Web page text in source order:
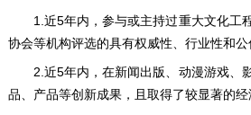
1.近5年内，参与或主持过重大文化工
协会等机构评选的具有权威性、行业性和公
2.近5年内，在新闻出版、动漫游戏、
品、产品等创新成果，且取得了较显著的经